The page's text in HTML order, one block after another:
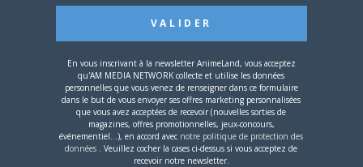
[Entretien] Mokochan : «
Lors des prémices du
projet, il était déjà
demandé de suivre au
mieux le manga
originel.»
En vous inscrivant à la newsletter AnimeLand, vous acceptez
qu'AM MEDIA NETWORK collecte et utilise les données
personnelles que vous venez de renseigner dans ce formulaire
dans le but de vous envoyer ses offres marketing personnalisées
que vous avez acceptées de recevoir (nouvelles sorties de
magazines, offres promotionnelles, jeux-concours,
événementiel...), en accord avec notre politique de protection des
données . Veuillez cocher la cases ci-dessus si vous acceptez de
recevoir notre newsletter.